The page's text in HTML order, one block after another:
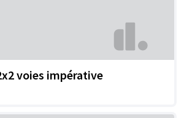
voies impérative